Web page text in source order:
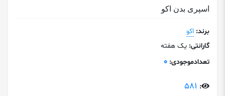
اسپری بدن اکو
برند: اکو
گارانتی: یک هفته
تعدادموجودی: 0
:
581